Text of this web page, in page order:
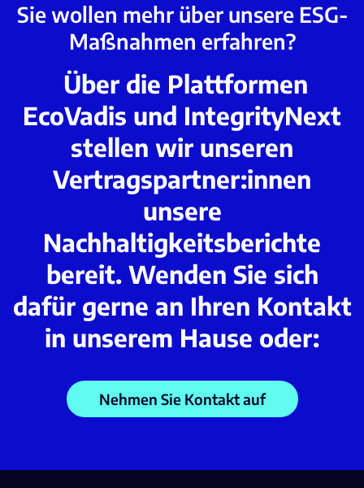
Sie wollen mehr über unsere ESG-
Maßnahmen erfahren?
Über die Plattformen
EcoVadis und IntegrityNext
stellen wir unseren
Vertragspartner:innen
unsere
Nachhaltigkeitsberichte
bereit. Wenden Sie sich
dafür gerne an Ihren Kontakt
in unserem Hause oder:
Nehmen Sie Kontakt auf